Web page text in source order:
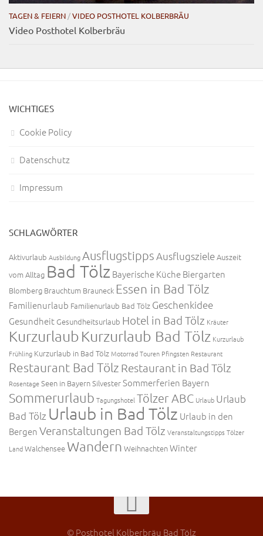
TAGEN & FEIERN /VIDEO POSTHOTEL KOLBERBRÄU
Video Posthotel Kolberbräu
WICHTIGES
Cookie Policy
Datenschutz
Impressum
SCHLAGWÖRTER
Aktivurlaub AusbildungAusflugstippsAusflugszieleAuszeit
vom Alltag Bad Tölz Bayerische KücheBiergarten
Blomberg Brauchtum Brauneck Essen in Bad Tölz
Familienurlaub Familienurlaub Bad Tölz Geschenkidee
Gesundheit Gesundheitsurlaub Hotel in Bad Tölz Kräuter
Kurzurlaub Kurzurlaub Bad Tölz Kurzurlaub
Frühling Kurzurlaub in Bad Tölz Motorrad Touren Pfingsten Restaurant
Restaurant Bad Tölz Restaurant in Bad Tölz
RosentageSeen in BayernSilvesterSommerferien Bayern
Sommerurlaub Tagungshotel Tölzer ABC Urlaub Urlaub
Bad Tölz Urlaub in Bad Tölz Urlaub in den
BergenVeranstaltungen Bad Tölz Veranstaltungstipps Tölzer
LandWalchensee Wandern WeihnachtenWinter
© Posthotel Kolberbräu Bad Tölz